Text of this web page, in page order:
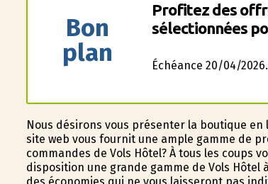
Bon
plan
Profitez des
sélectionnées
Échéance 20/04/2026.
Nous désirons vous présenter la boutique en
site web vous fournit une ample gamme de
commandes de Vols Hôtel? À tous les coups
disposition une grande gamme de Vols